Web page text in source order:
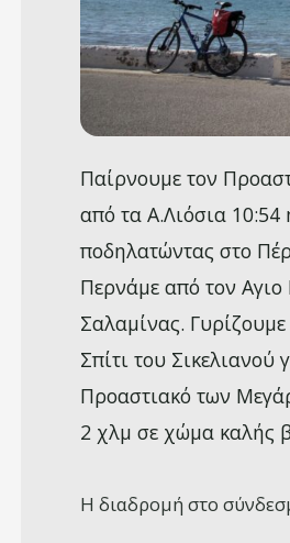
Παίρνουμε τον
από τα Α.Λιόσια
ποδηλατώντας στο
Περνάμε από τον
Σαλαμίνας.
Σπίτι του
Προαστιακό των
2 χλμ σε χώμα καλής
Η διαδρομή στο